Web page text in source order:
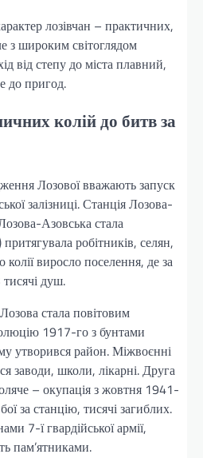
лозівчан – практичних,
з широким світоглядом
від степу до міста плавний,
до пригод.
колій до битв за
Лозової вважають запуск
залізниці. Станція Лозова-
Азовська стала
робітників, селян,
виросло поселення, де за
тисячі душ.
стала повітовим
1917-го з бунтами
утворився район. Міжвоєнні
заводи, школи, лікарні. Друга
– окупація з жовтня 1941-
за станцію, тисячі загиблих.
7-ї гвардійської армії,
пам’ятниками.